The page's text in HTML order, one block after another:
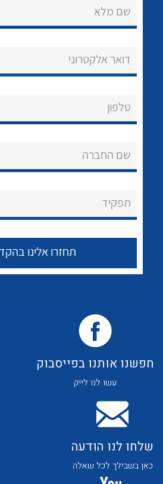
הצוות שלנו
שירותי תמיכה
צור קשר
לכל מוצרי היצרן
לכל מוצרי היצרן
שם מלא
דואר אלקטרוני
טלפון
שם החברה
תפקיד
חפשנו אותנו בפייסבוק
עשו לנו לייק
שלחו לנו הודעה
כאן בשבילך לכל שאלה